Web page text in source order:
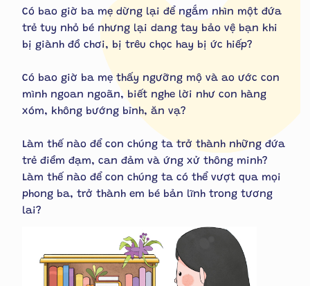
Có bao giờ ba mẹ dừng lại để ngắm nhìn một đứa
trẻ tuy nhỏ bé nhưng lại dang tay bảo vệ bạn khi
bị giành đồ chơi, bị trêu chọc hay bị ức hiếp?
Có bao giờ ba mẹ thấy ngưỡng mộ và ao ước con
mình ngoan ngoãn, biết nghe lời như con hàng
xóm, không bướng bỉnh, ăn vạ?
Làm thế nào để con chúng ta trở thành những đứa
trẻ điềm đạm, can đảm và ứng xử thông minh?
Làm thế nào để con chúng ta có thể vượt qua mọi
phong ba, trở thành em bé bản lĩnh trong tương
lai?